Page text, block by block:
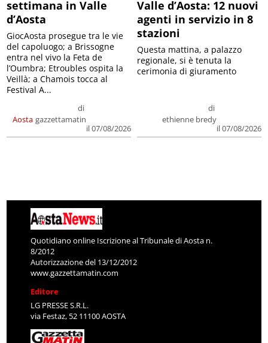
settimana in Valle
d’Aosta
Aosta
di
gazzettamatin
il 07/08/2026
GiocAosta prosegue tra le vie
del capoluogo; a Brissogne
entra nel vivo la Feta de
l’Oumbra; Etroubles ospita la
Veillà; a Chamois tocca al
Festival A...
Valle d’Aosta: 12 nuovi
agenti in servizio in 8
stazioni
di
ethienne bredy
il 07/08/2026
Questa mattina, a palazzo
regionale, si è tenuta la
cerimonia di giuramento
Quotidiano online Iscrizione al Tribunale di Aosta n.
8/2012
Autorizzazione del 13/12/2012
www.gazzettamatin.com
Editore
LG PRESSE S.R.L.
via Festaz, 52 11100 AOSTA